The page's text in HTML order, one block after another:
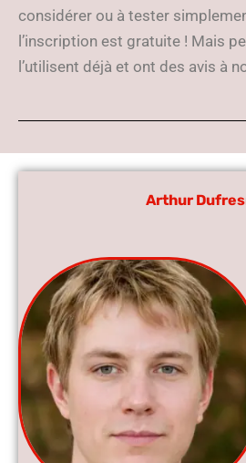
considérer ou à tester
l’inscription est gratuite ! Mais
l’utilisent déjà et ont des avis à
Arthur